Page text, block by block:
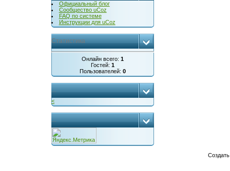
Официальный блог
Сообщество uCoz
FAQ по системе
Инструкции для uCoz
Статистика
Онлайн всего: 1
Гостей: 1
Пользователей: 0
...
<
...